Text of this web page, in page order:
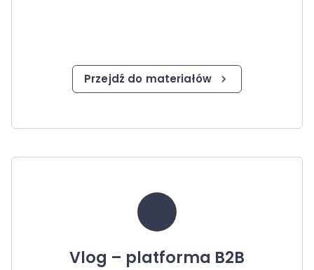
Przejdź do materiałów
Vlog – platforma B2B